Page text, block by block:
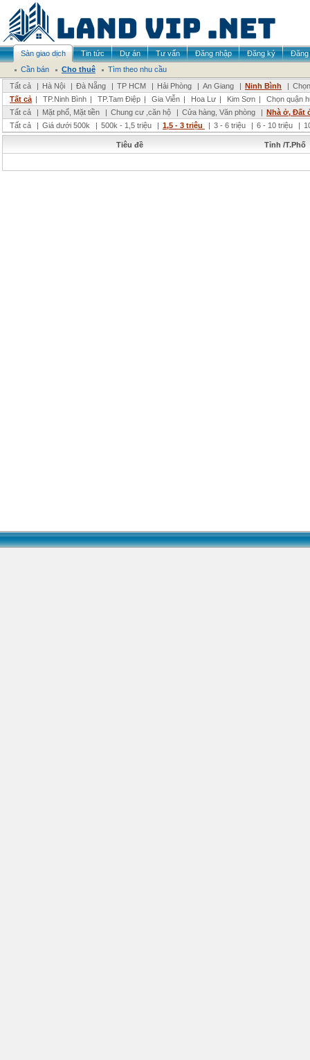
Sàn giao dịch Tin tức Dự án Tư vấn Đăng nhập Đăng ký
Đăng
Cần bán
Cho thuê
Tìm theo nhu cầu
Tất cả
| Hà Nội | Đà Nẵng | TP HCM | Hải Phòng | An Giang | Ninh Bình |
Tất cả | TP.Ninh Bình | TP.Tam Điệp | Gia Viễn | Hoa Lư | Kim Sơn |
Chọn quận
Tất cả
| Mặt phố, Mặt tiền | Chung cư ,căn hộ | Cửa hàng, Văn phòng | Nhà ở, Đất
Tất cả
| Giá dưới 500k | 500k - 1,5 triệu | 1,5 - 3 triệu | 3 - 6 triệu | 6 - 10 triệu |
Tiêu đề Tỉnh /T.Phố